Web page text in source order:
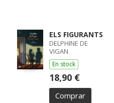
ELS FIGURANTS
DELPHINE DE
VIGAN
En stock
18,90 €
Comprar